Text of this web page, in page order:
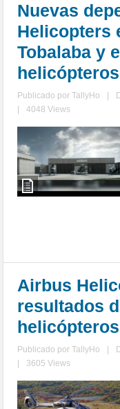
Nuevas
Helicopters
Tobalaba y
Publicado porTallyHo
4048 Views
Airbus
resultados
Publicado porTallyHo
3605 Views